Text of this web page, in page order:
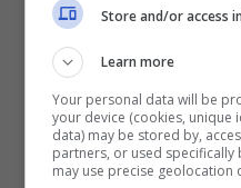
Ricetta
fare in casa!
Ingredienti:
Store and/or access
Learn more
Your personal data will be
your device (cookies, unique
data) may be stored by,
partners, or used specifically
may use precise geolocation